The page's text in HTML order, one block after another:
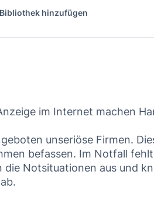
hinzufügen
im Internet machen
unseriöse Firmen.
befassen. Im Notfall
die Notsituationen aus und